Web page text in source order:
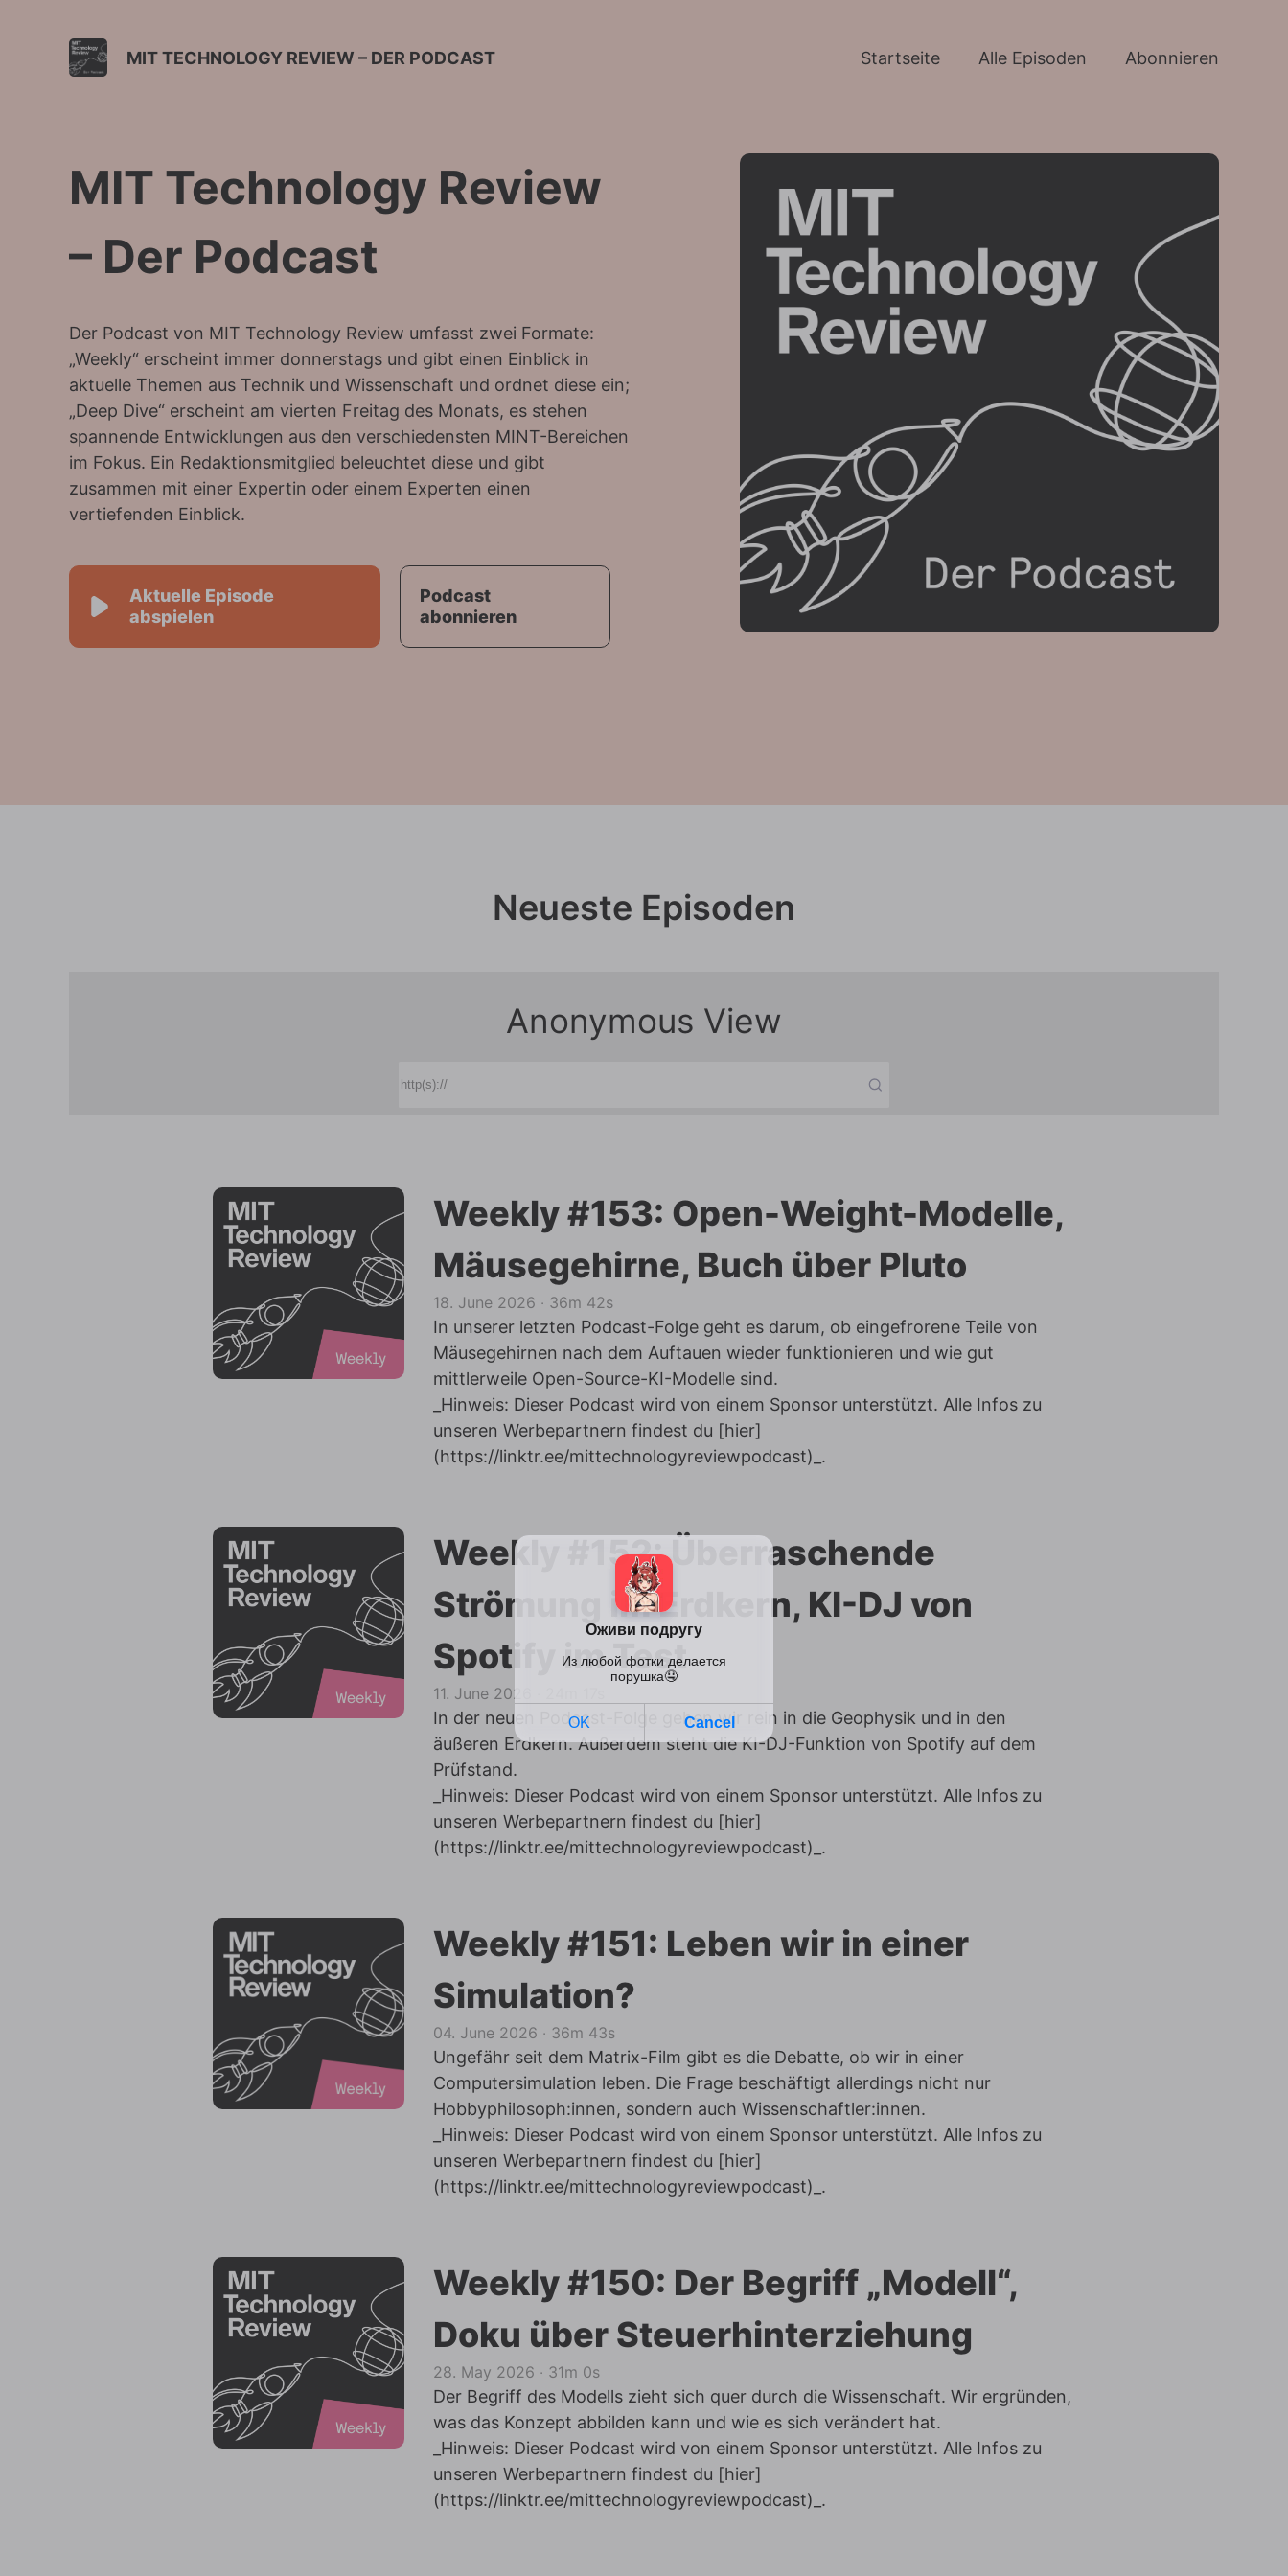
MIT TECHNOLOGY REVIEW – DER PODCAST Startseite Alle Episoden Abonnieren
MIT Technology Review
– Der Podcast
Der Podcast von MIT Technology Review umfasst zwei Formate:
„Weekly“ erscheint immer donnerstags und gibt einen Einblick in
aktuelle Themen aus Technik und Wissenschaft und ordnet diese ein;
„Deep Dive“ erscheint am vierten Freitag des Monats, es stehen
spannende Entwicklungen aus den verschiedensten MINT-Bereichen
im Fokus. Ein Redaktionsmitglied beleuchtet diese und gibt
zusammen mit einer Expertin oder einem Experten einen
vertiefenden Einblick.
Aktuelle Episode
abspielen
Podcast
abonnieren
Neueste Episoden
Weekly #153: Open-Weight-Modelle,
Mäusegehirne, Buch über Pluto
18. June 2026 ‧ 36m 42s
In unserer letzten Podcast-Folge geht es darum, ob eingefrorene Teile von
Mäusegehirnen nach dem Auftauen wieder funktionieren und wie gut
mittlerweile Open-Source-KI-Modelle sind.
_Hinweis: Dieser Podcast wird von einem Sponsor unterstützt. Alle Infos zu
unseren Werbepartnern findest du [hier]
(https://linktr.ee/mittechnologyreviewpodcast)_ .
Weekly #152: Überraschende
Strömung im Erdkern, KI-DJ von
Spotify im Test
11. June 2026
In der neuen Podcast-Folge gehen wir rein in die Geophysik und in den
äußeren Erdkern. Außerdem steht die KI-DJ-Funktion von Spotify auf dem
Prüfstand.
_Hinweis: Dieser Podcast wird von einem Sponsor unterstützt. Alle Infos zu
unseren Werbepartnern findest du [hier]
(https://linktr.ee/mittechnologyreviewpodcast)_ .
Weekly #151: Leben wir in einer
Simulation?
04. June 2026 ‧ 36m 43s
Ungefähr seit dem Matrix-Film gibt es die Debatte, ob wir in einer
Computersimulation leben. Die Frage beschäftigt allerdings nicht nur
Hobbyphilosoph:innen, sondern auch Wissenschaftler:innen.
_Hinweis: Dieser Podcast wird von einem Sponsor unterstützt. Alle Infos zu
unseren Werbepartnern findest du [hier]
(https://linktr.ee/mittechnologyreviewpodcast)_ .
Weekly #150: Der Begriff „Modell“,
Doku über Steuerhinterziehung
28. May 2026 ‧ 31m 0s
Der Begriff des Modells zieht sich quer durch die Wissenschaft. Wir ergründen,
was das Konzept abbilden kann und wie es sich verändert hat.
_Hinweis: Dieser Podcast wird von einem Sponsor unterstützt. Alle Infos zu
unseren Werbepartnern findest du [hier]
(https://linktr.ee/mittechnologyreviewpodcast)_ .